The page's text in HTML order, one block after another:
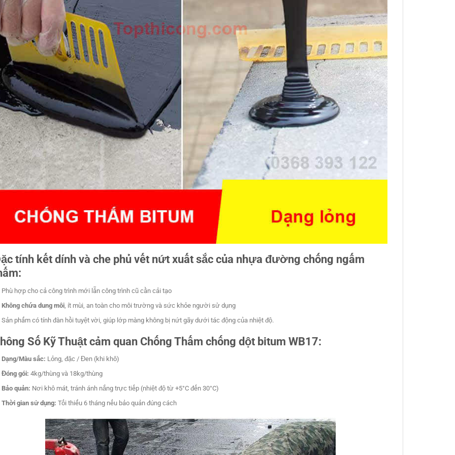
tính kết dính và che phủ vết nứt xuất sắc của nhựa đường chống ngấm
Phù hợp cho cả công trình mới lẫn công trình cũ cần cải tạo
Không chứa dung môi, ít mùi, an toàn cho môi trường và sức khỏe người sử dụng
Sản phẩm có tính đàn hồi tuyệt vời, giúp lớp màng không bị nứt gãy dưới tác động của nhiệt độ.
Số Kỹ Thuật cảm quan Chống Thấm chống dột bitum WB17:
Dạng/Màu sắc: Lỏng, đặc / Đen (khi khô)
Đóng gói: 4kg/thùng và 18kg/thùng
Bảo quản: Nơi khô mát, tránh ánh nắng trực tiếp (nhiệt độ từ +5°C đến 30°C)
Thời gian sử dụng: Tối thiểu 6 tháng nếu bảo quản đúng cách